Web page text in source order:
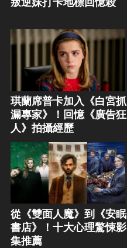
琪蘭席普卡加入《白宮抓
漏專家》！回憶《廣告狂
人》拍攝經歷
從《雙面人魔》到《安眠
書店》！十大心理驚悚影
集推薦